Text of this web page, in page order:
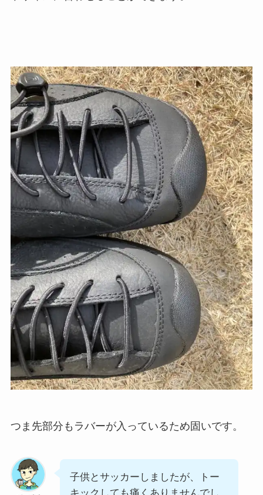
つま先部分もラバーが入っているため固いです。
子供とサッカーしましたが、トー